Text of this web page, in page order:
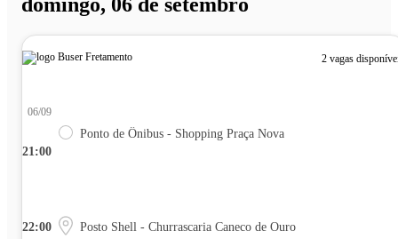
domingo, 06 de setembro
2 vagas
21:00
06/09
Ponto de Ônibus - Shopping Praça Nova
22:00 Posto Shell - Churrascaria Caneco de Ouro